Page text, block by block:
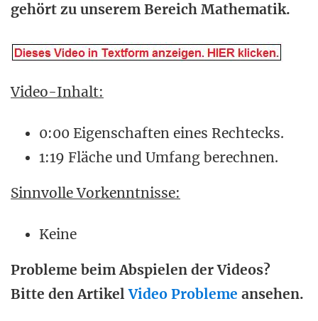
gehört zu unserem Bereich Mathematik.
Video-Inhalt:
0:00 Eigenschaften eines Rechtecks.
1:19 Fläche und Umfang berechnen.
Sinnvolle Vorkenntnisse:
Keine
Probleme beim Abspielen der Videos?
Bitte den ArtikelVideo Probleme ansehen.